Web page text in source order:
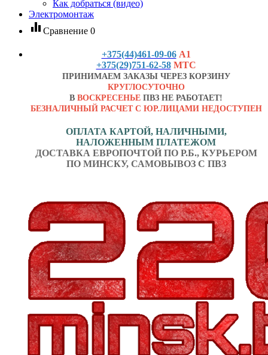
Как добраться (видео)
Электромонтаж
equalizer Сравнение 0
+375(44)461-09-06 А1
+375(29)751-62-58 МТС
ПРИНИМАЕМ ЗАКАЗЫ ЧЕРЕЗ КОРЗИНУ
КРУГЛОСУТОЧНО
В ВОСКРЕСЕНЬЕ ПВЗ НЕ РАБОТАЕТ!
БЕЗНАЛИЧНЫЙ РАСЧЕТ С ЮР.ЛИЦАМИ НЕДОСТУПЕН
ОПЛАТА КАРТОЙ, НАЛИЧНЫМИ,
НАЛОЖЕННЫМ ПЛАТЕЖОМ
ДОСТАВКА ЕВРОПОЧТОЙ ПО Р.Б., КУРЬЕРОМ
ПО МИНСКУ, САМОВЫВОЗ С ПВЗ